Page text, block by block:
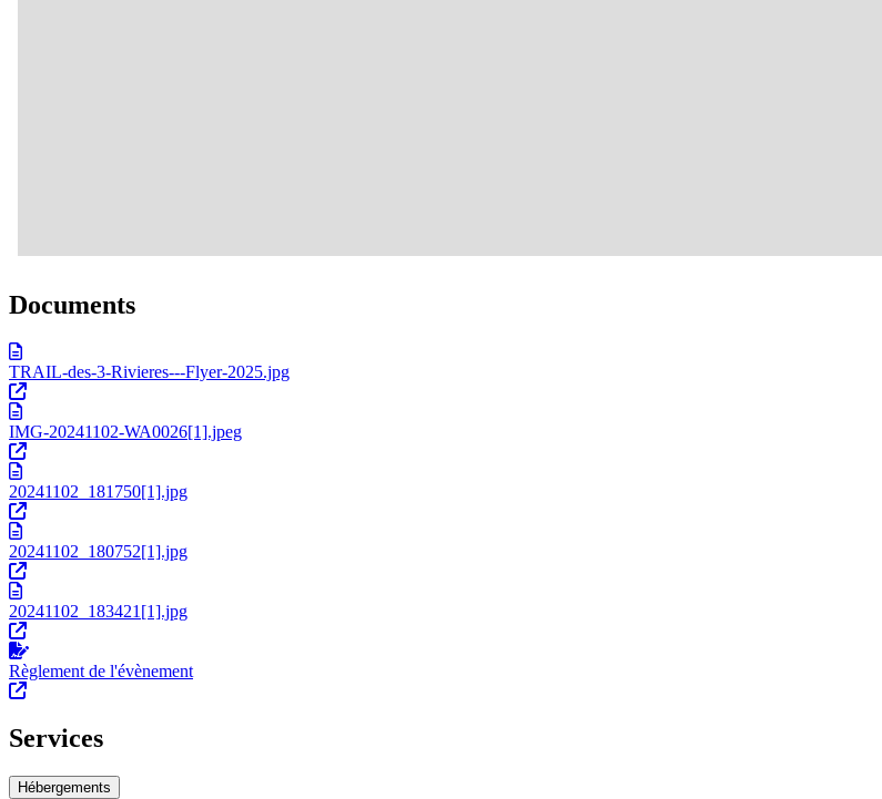
Documents
TRAIL-des-3-Rivieres---Flyer-2025.jpg
IMG-20241102-WA0026[1].jpeg
20241102_181750[1].jpg
20241102_180752[1].jpg
20241102_183421[1].jpg
Règlement de l'évènement
Services
Hébergements